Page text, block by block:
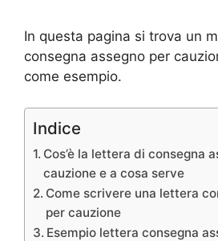
In questa pagina si trova un
consegna assegno per
come esempio.
Indice
Cos’è la lettera di consegna
cauzione e a cosa serve
Come scrivere una lettera
per cauzione
Esempio lettera consegna